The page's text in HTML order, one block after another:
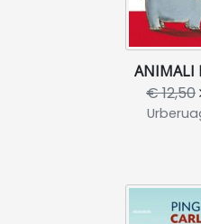
ANIMALI
€ 12,50